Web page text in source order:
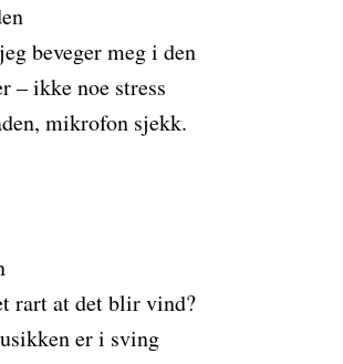
beveger meg i den
– ikke noe stress
mikrofon sjekk.
rart at det blir vind?
er i sving